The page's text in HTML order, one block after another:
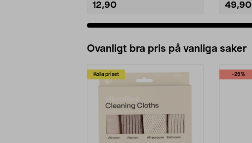
12,90 49,90
Ovanligt bra pris på vanliga saker
Kolla priset -25%